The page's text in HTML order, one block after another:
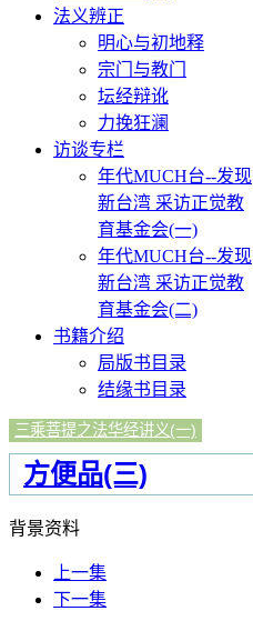
法义辨正
明心与初地释
宗门与教门
坛经辩讹
力挽狂澜
访谈专栏
年代MUCH台--发现
新台湾 采访正觉教
育基金会(一)
年代MUCH台--发现
新台湾 采访正觉教
育基金会(二)
书籍介绍
局版书目录
结缘书目录
三乘菩提之法华经讲义(一)
方便品(三)
背景资料
上一集
下一集